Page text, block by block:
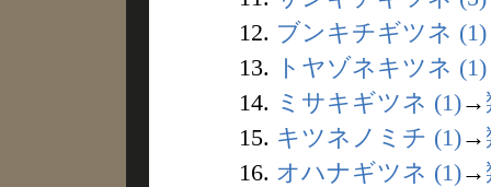
12. ブンキチギツネ (1)
13.
トヤゾネキツネ (1)
14. ミサキギツネ (1)→
15. キツネノミチ (1)→
16. オハナギツネ (1)→